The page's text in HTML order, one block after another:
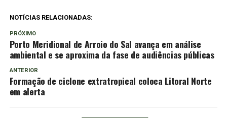
NOTÍCIAS RELACIONADAS:
PRÓXIMO
Porto Meridional de Arroio do Sal avança em análise
ambiental e se aproxima da fase de audiências públicas
ANTERIOR
Formação de ciclone extratropical coloca Litoral Norte
em alerta